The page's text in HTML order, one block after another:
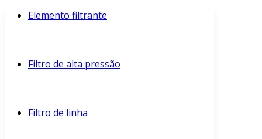
Elemento filtrante
Filtro de alta pressão
Filtro de linha